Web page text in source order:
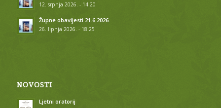
12. srpnja 2026. - 14:20
Župne obavijesti 21.6.2026.
26. lipnja 2026. - 18:25
NOVOSTI
Ljetni oratorij